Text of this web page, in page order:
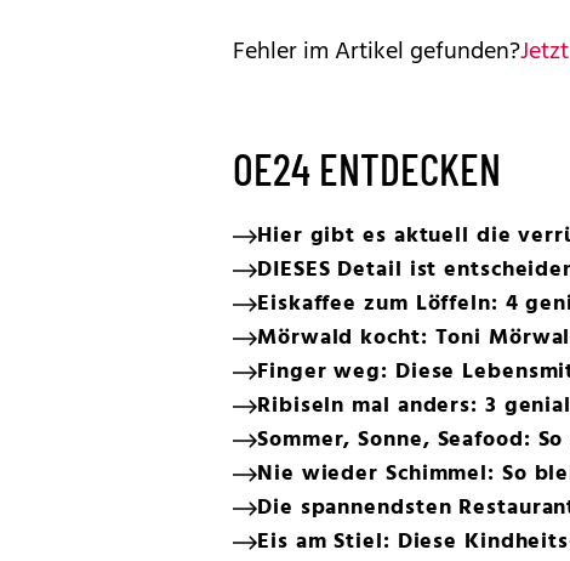
Fehler im Artikel gefunden?
OE24 ENTDECKEN
Hier gibt es aktuell die
DIESES Detail ist
Eiskaffee zum Löffeln: 4
Mörwald kocht: Toni
Finger weg: Diese
Ribiseln mal anders: 3
Sommer, Sonne, Seafood:
Nie wieder Schimmel: So
Die spannendsten
Eis am Stiel: Diese